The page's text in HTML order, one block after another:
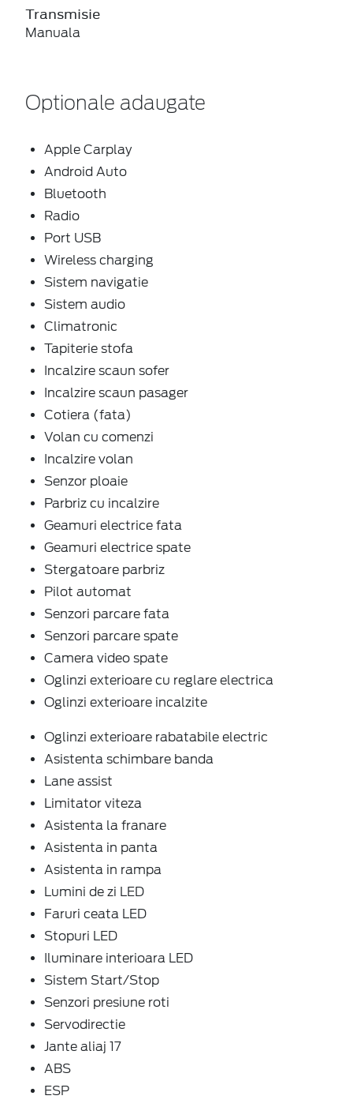
Transmisie
Manuala
Optionale adaugate
Apple Carplay
Android Auto
Bluetooth
Radio
Port USB
Wireless charging
Sistem navigatie
Sistem audio
Climatronic
Tapiterie stofa
Incalzire scaun sofer
Incalzire scaun pasager
Cotiera (fata)
Volan cu comenzi
Incalzire volan
Senzor ploaie
Parbriz cu incalzire
Geamuri electrice fata
Geamuri electrice spate
Stergatoare parbriz
Pilot automat
Senzori parcare fata
Senzori parcare spate
Camera video spate
Oglinzi exterioare cu reglare electrica
Oglinzi exterioare incalzite
Oglinzi exterioare rabatabile electric
Asistenta schimbare banda
Lane assist
Limitator viteza
Asistenta la franare
Asistenta in panta
Asistenta in rampa
Lumini de zi LED
Faruri ceata LED
Stopuri LED
Iluminare interioara LED
Sistem Start/Stop
Senzori presiune roti
Servodirectie
Jante aliaj 17
ABS
ESP